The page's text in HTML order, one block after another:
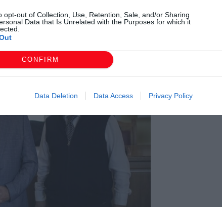
opt-out of Collection, Use, Retention, Sale, and/or Sharing
Data that Is Unrelated with the Purposes for which it
CONFIRM
Data Deletion Data Access Privacy Policy